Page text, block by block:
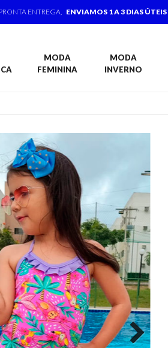
ENTREGA, ENVIAMOS 1 A 3 DIAS ÚTEIS
MODA
FEMININA
MODA
INVERNO